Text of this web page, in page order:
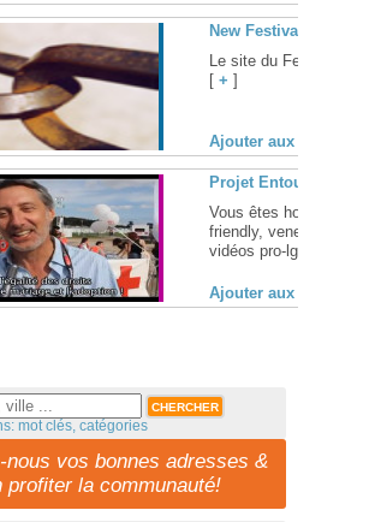
New Festival ,
Le site du Festival du
[ + ]
Ajouter aux favoris
Projet Entourage,
Vous êtes homo, bi ou
friendly, venez
vidéos pro-lgbt ! ... [
Ajouter aux favoris
mot clés, catégories
nous vos bonnes adresses &
profiter la communauté!